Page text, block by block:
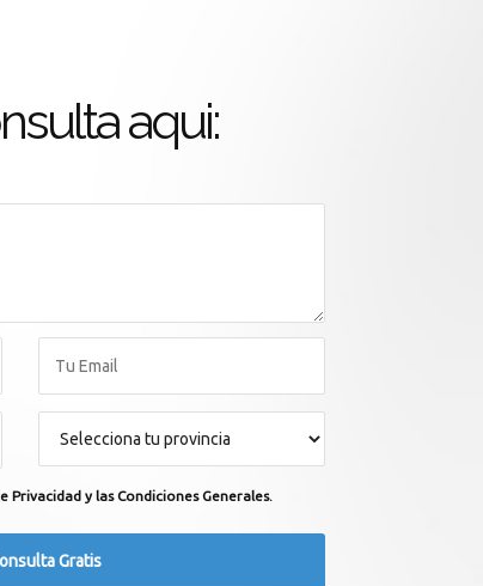
aqui:
y las Condiciones Generales.